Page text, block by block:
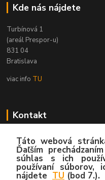
Kde nás nájdete
Turbínová 1
(areál Prespor-u)
831 04
Bratislava
viac info TU
Kontakt
Zákaznícka podpora
02/4445
(Po-Pia, 8:00-15:30
info@hygy.sk
Táto webová
Ďaľším
súhlas s ich
používaní súborov,
nájdete TU (bod 7.).